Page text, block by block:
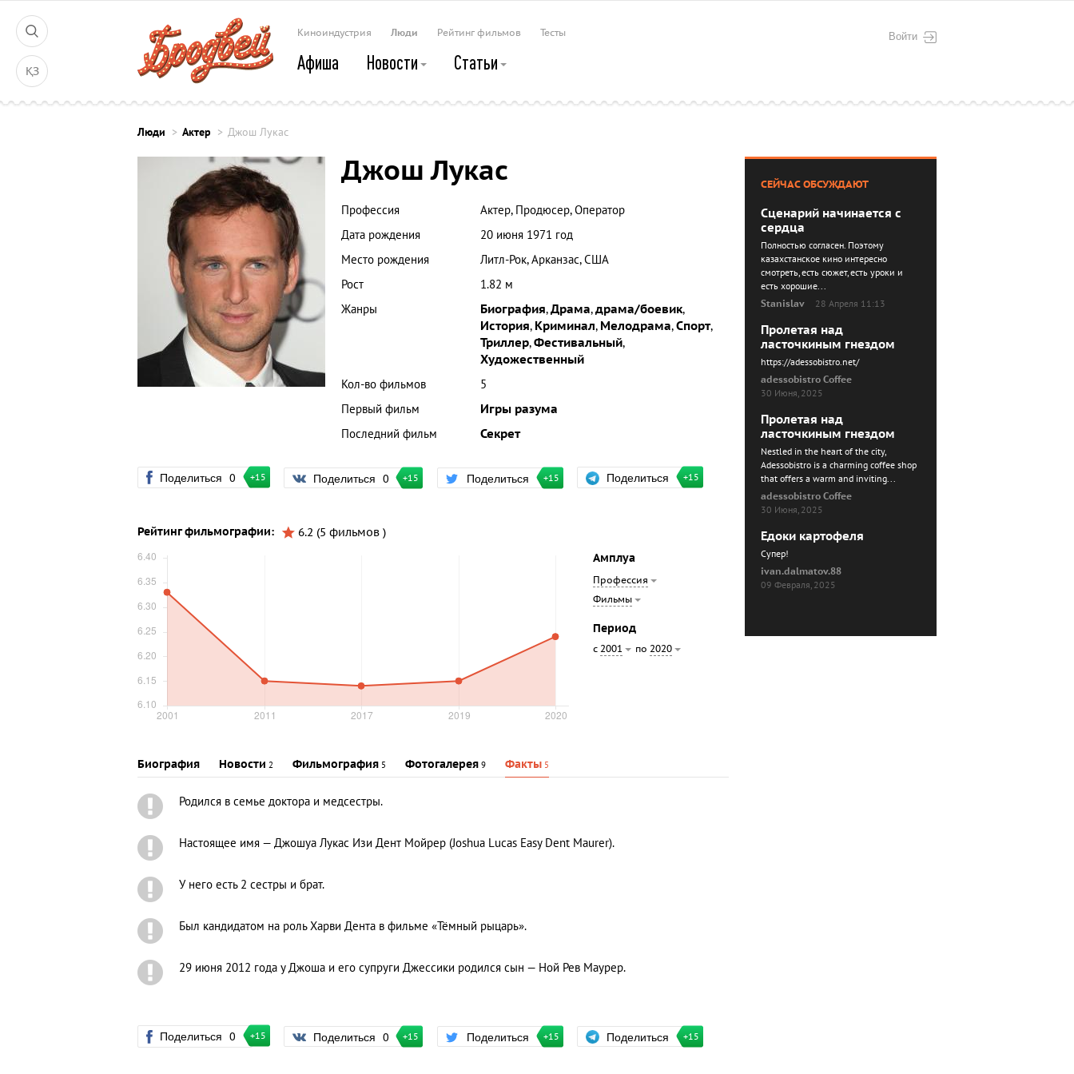
ҚЗ
Войти
Киноиндустрия Люди Рейтинг фильмов Тесты
Афиша Новости Статьи
Люди Актер Джош Лукас
Джош Лукас
Профессия
Актер, Продюсер, Оператор
Дата рождения
20 июня 1971 год
Место рождения
Литл-Рок, Арканзас, США
Рост
1.82 м
Жанры
Биография,Драма,драма/боевик,
История, Криминал, Мелодрама,Спорт,
Триллер,Фестивальный,
Художественный
Кол-во фильмов
5
Первый фильм
Игры разума
Последний фильм
Секрет
Поделиться 0 +15 Поделиться 0 +15 Поделиться +15 Поделиться +15
Рейтинг фильмографии:
6.2 (5 фильмов )
Амплуа
Профессия
Фильмы
Период
с 2001 по 2020
Биография Новости 2 Фильмография 5 Фотогалерея 9 Факты 5
Родился в семье доктора и медсестры.
Настоящее имя — Джошуа Лукас Изи Дент Мойрер (Joshua Lucas Easy Dent Maurer).
У него есть 2 сестры и брат.
Был кандидатом на роль Харви Дента в фильме «Тёмный рыцарь».
29 июня 2012 года у Джоша и его супруги Джессики родился сын — Ной Рев Маурер.
Поделиться 0 +15 Поделиться 0 +15 Поделиться +15 Поделиться +15
СЕЙЧАС ОБСУЖДАЮТ
Сценарий начинается с
сердца
Полностью согласен. Поэтому
казахстанское кино интересно
смотреть, есть сюжет, есть уроки и
есть хорошие...
Stanislav
28 Апреля 11:13
Пролетая над
ласточкиным гнездом
https://adessobistro.net/
adessobistro Coffee
30 Июня, 2025
Пролетая над
ласточкиным гнездом
Nestled in the heart of the city,
Adessobistro is a charming coffee shop
that offers a warm and inviting...
adessobistro Coffee
30 Июня, 2025
Едоки картофеля
Cупер!
ivan.dalmatov.88
09 Февраля, 2025